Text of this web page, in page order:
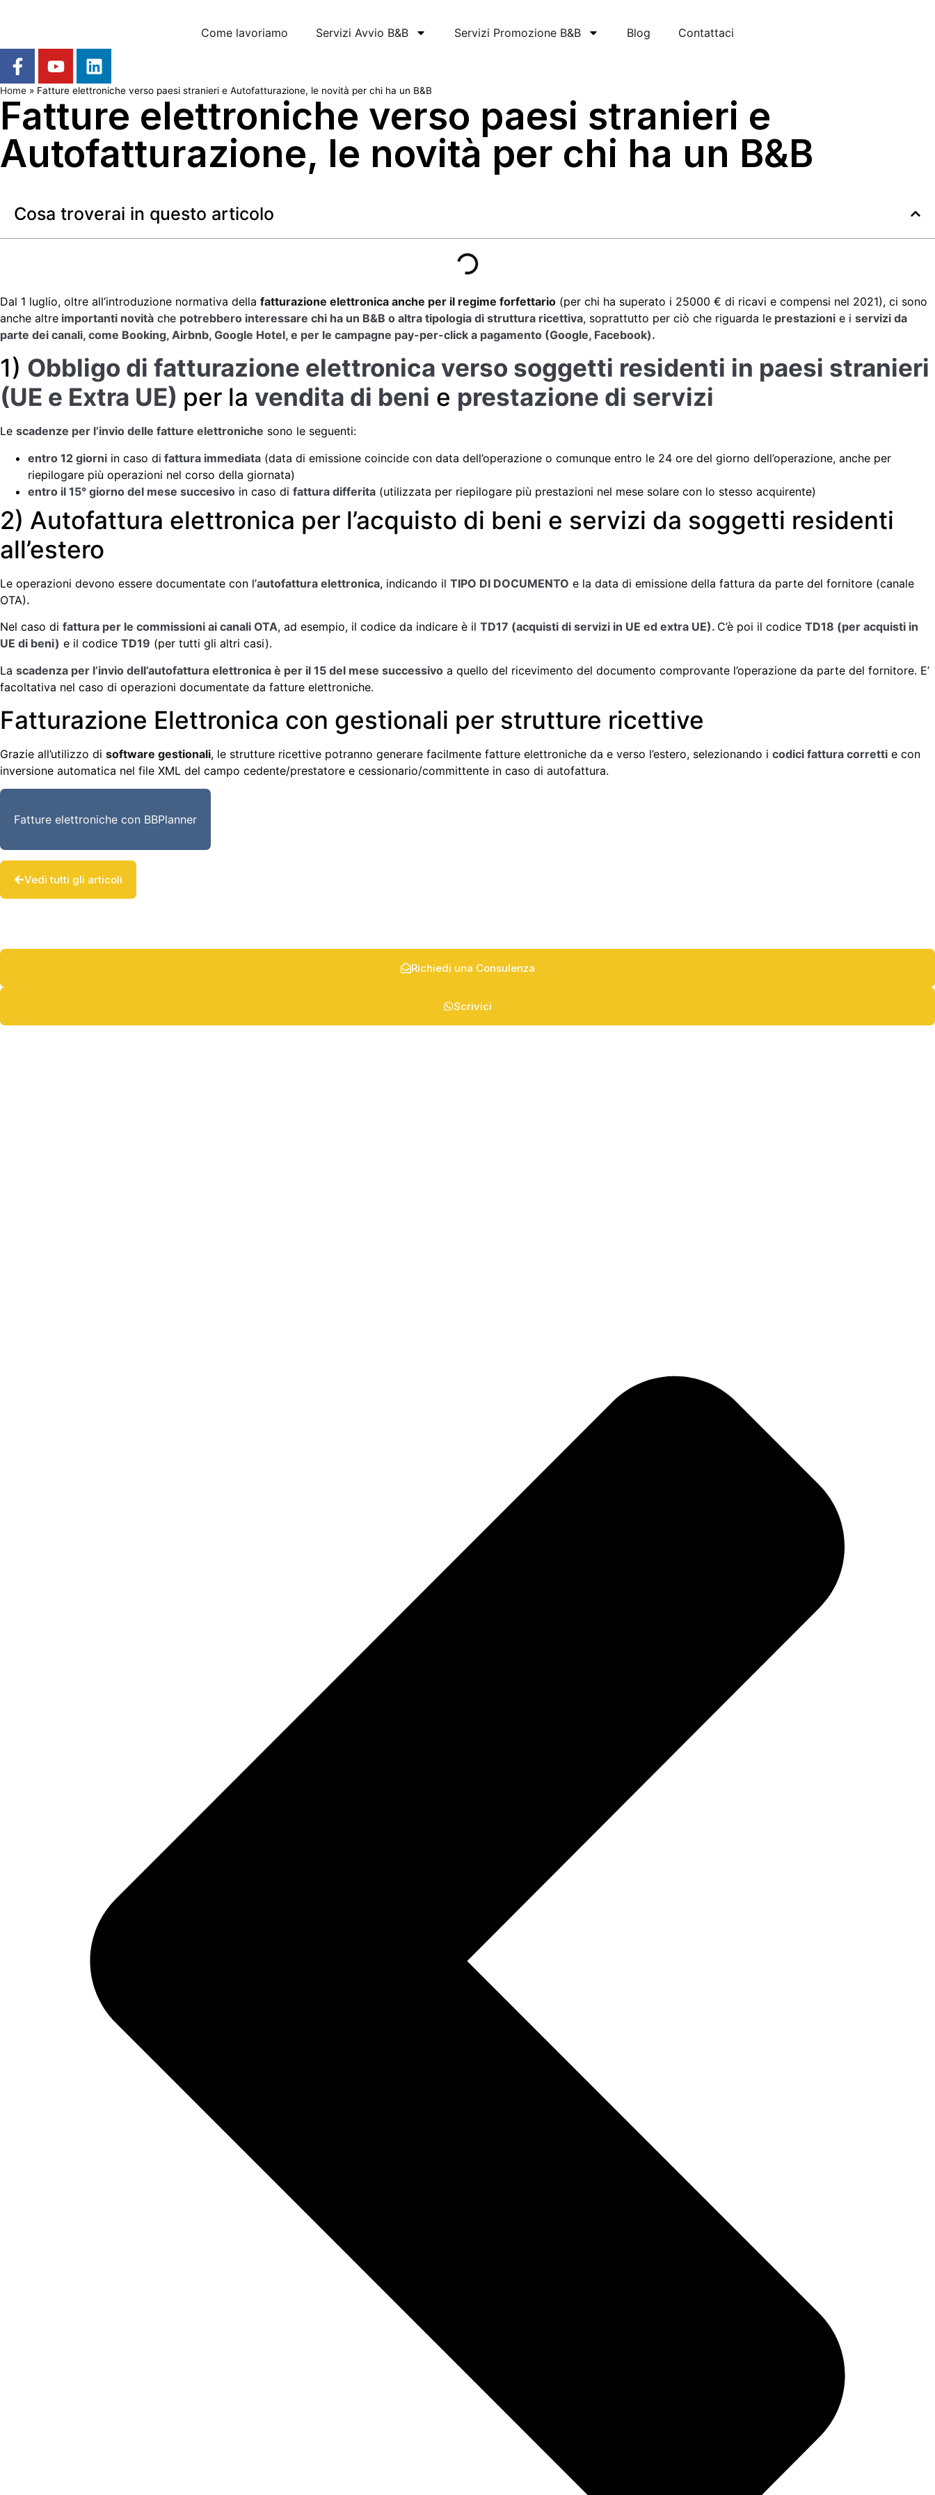
Come lavoriamo Servizi Avvio B&B Servizi Promozione B&B Blog Contattaci
Home » Fatture elettroniche verso paesi stranieri e Autofatturazione, le novità per chi ha un B&B
Fatture elettroniche verso paesi stranieri e
Autofatturazione, le novità per chi ha un B&B
Cosa troverai in questo articolo
Dal 1 luglio, oltre all’introduzione normativa della fatturazione elettronica anche per il regime forfettario (per chi ha superato i 25000 € di ricavi e compensi nel 2021), ci sono
anche altre importanti novità che potrebbero interessare chi ha un B&B o altra tipologia di struttura ricettiva, soprattutto per ciò che riguarda le prestazioni e i servizi da
parte dei canali, come Booking, Airbnb, Google Hotel, e per le campagne pay-per-click a pagamento (Google, Facebook).
1) Obbligo di fatturazione elettronica verso soggetti residenti in paesi stranieri
(UE e Extra UE) per la vendita di beni e prestazione di servizi
Le scadenze per l’invio delle fatture elettroniche sono le seguenti:
entro 12 giorni in caso di fattura immediata (data di emissione coincide con data dell’operazione o comunque entro le 24 ore del giorno dell’operazione, anche per
riepilogare più operazioni nel corso della giornata)
entro il 15° giorno del mese succesivo in caso di fattura differita (utilizzata per riepilogare più prestazioni nel mese solare con lo stesso acquirente)
2) Autofattura elettronica per l’acquisto di beni e servizi da soggetti residenti
all’estero
Le operazioni devono essere documentate con l’autofattura elettronica, indicando il TIPO DI DOCUMENTO e la data di emissione della fattura da parte del fornitore (canale
OTA).
Nel caso di fattura per le commissioni ai canali OTA, ad esempio, il codice da indicare è il TD17 (acquisti di servizi in UE ed extra UE). C’è poi il codice TD18 (per acquisti in
UE di beni) e il codice TD19 (per tutti gli altri casi).
La scadenza per l’invio dell’autofattura elettronica è per il 15 del mese successivo a quello del ricevimento del documento comprovante l’operazione da parte del fornitore. E’
facoltativa nel caso di operazioni documentate da fatture elettroniche.
Fatturazione Elettronica con gestionali per strutture ricettive
Grazie all’utilizzo di software gestionali, le strutture ricettive potranno generare facilmente fatture elettroniche da e verso l’estero, selezionando i codici fattura corretti e con
inversione automatica nel file XML del campo cedente/prestatore e cessionario/committente in caso di autofattura.
Fatture elettroniche con BBPlanner
Vedi tutti gli articoli
Richiedi una Consulenza
Scrivici